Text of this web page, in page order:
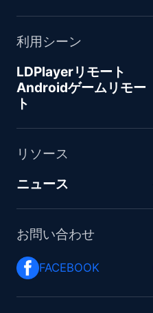
利用シーン
LDPlayerリモート
Androidゲームリモー
ト
リソース
ニュース
お問い合わせ
FACEBOOK